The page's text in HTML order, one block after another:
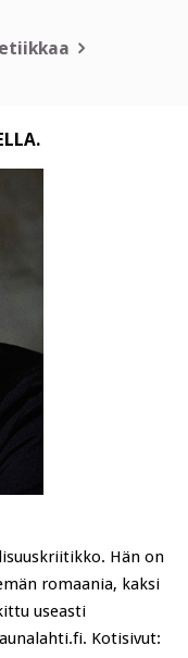
Hän on
romaania, kaksi
useasti
Kotisivut: